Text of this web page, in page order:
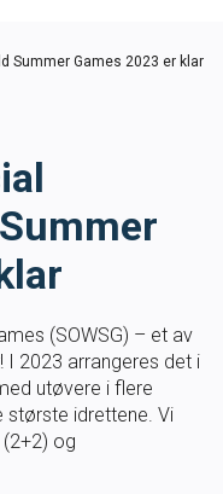
Summer Games 2023 er klar
(SOWSG) – et av
2023 arrangeres det i
utøvere i flere
største idrettene. Vi
og